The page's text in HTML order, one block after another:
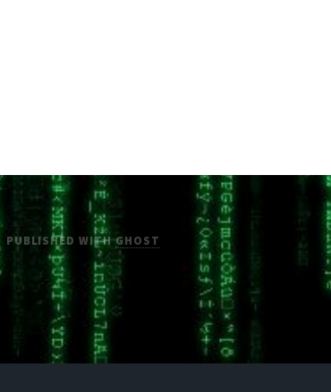
PUBLISHED WITHGHOST